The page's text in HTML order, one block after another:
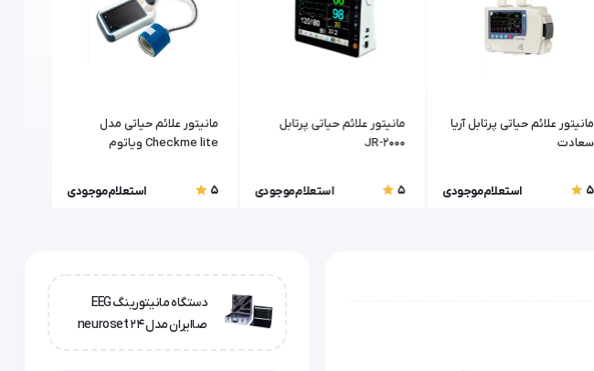
مانیتور علائم حیاتی پرتابل آریا
سعادت
5 استعلام موجودی
مانیتور علائم حیاتی پرتابل
JR-2000
5 استعلام موجودی
مانیتور علائم حیاتی مدل
Checkme lite ویاتوم
5
استعلام موجودی
دستگاه مانیتورینگ EEG
صاایران مدل neuroset 24